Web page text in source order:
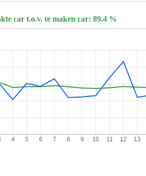
car t.o.v. te maken car: 89.4 %